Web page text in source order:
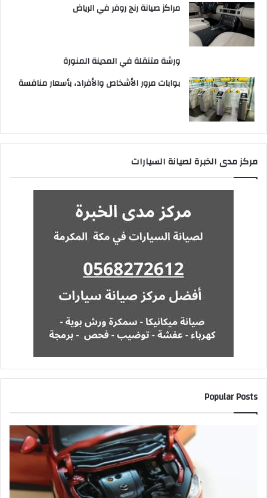
مراكز صيانة رنج روفر في الرياض
ورشة متنقلة في المدينة المنورة
بوابات مرور الأشخاص والأفراد، بأسعار منافسة
مركز مدى الخبرة لصيانة السيارات
Popular Posts